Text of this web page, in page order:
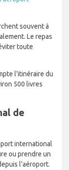
souvent à
Le repas
toute
l'itinéraire du
500 livres
de
international
ou prendre un
l'aéroport.